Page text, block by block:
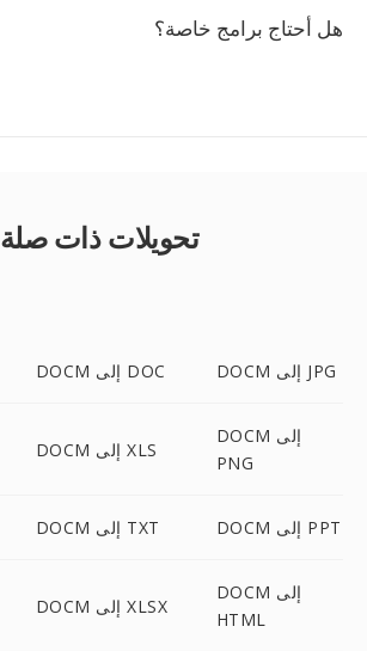
هل أحتاج برامج خاصة؟
تحويلات ذات صلة
DOCM إلى DOC DOCM إلى JPG
DOCM إلى XLS
DOCM إلى
PNG
DOCM إلى TXT DOCM إلى PPT
DOCM إلى XLSX
DOCM إلى
HTML